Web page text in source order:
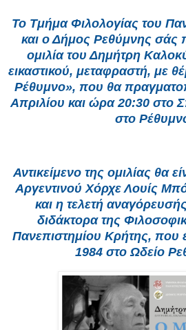
Το Τμήμα Φιλολογίας του
και ο Δήμος Ρεθύμνης σάς
ομιλία του Δημήτρη
εικαστικού, μεταφραστή, με
Ρέθυμνο», που θα
Απριλίου και ώρα 20:30 στο
στο
Αντικείμενο της ομιλίας θα
Αργεντινού Χόρχε Λουίς
και η τελετή
διδάκτορα της
Πανεπιστημίου Κρήτης, που
1984 στο Ωδείο